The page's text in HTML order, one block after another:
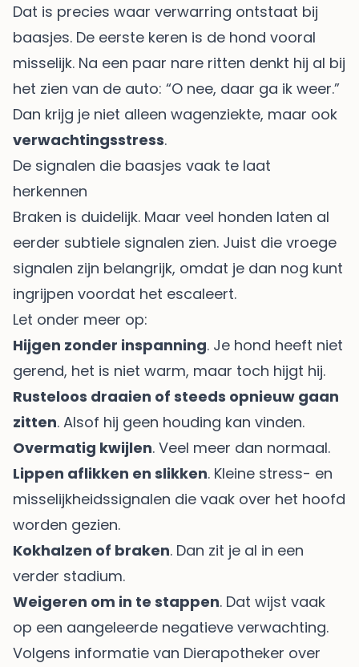
Dat is precies waar verwarring ontstaat bij
baasjes. De eerste keren is de hond vooral
misselijk. Na een paar nare ritten denkt hij al bij
het zien van de auto: “O nee, daar ga ik weer.”
Dan krijg je niet alleen wagenziekte, maar ook
verwachtingsstress.
De signalen die baasjes vaak te laat
herkennen
Braken is duidelijk. Maar veel honden laten al
eerder subtiele signalen zien. Juist die vroege
signalen zijn belangrijk, omdat je dan nog kunt
ingrijpen voordat het escaleert.
Let onder meer op:
Hijgen zonder inspanning. Je hond heeft niet
gerend, het is niet warm, maar toch hijgt hij.
Rusteloos draaien of steeds opnieuw gaan
zitten. Alsof hij geen houding kan vinden.
Overmatig kwijlen. Veel meer dan normaal.
Lippen aflikken en slikken. Kleine stress- en
misselijkheidssignalen die vaak over het hoofd
worden gezien.
Kokhalzen of braken. Dan zit je al in een
verder stadium.
Weigeren om in te stappen. Dat wijst vaak
op een aangeleerde negatieve verwachting.
Volgens informatie van Dierapotheker over